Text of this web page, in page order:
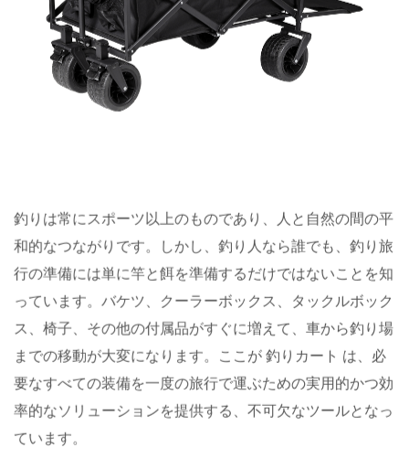
釣りは常にスポーツ以上のものであり、人と自然の間の平
和的なつながりです。しかし、釣り人なら誰でも、釣り旅
行の準備には単に竿と餌を準備するだけではないことを知
っています。バケツ、クーラーボックス、タックルボック
ス、椅子、その他の付属品がすぐに増えて、車から釣り場
までの移動が大変になります。ここが釣りカートは、必
要なすべての装備を一度の旅行で運ぶための実用的かつ効
率的なソリューションを提供する、不可欠なツールとなっ